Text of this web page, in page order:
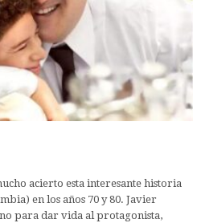
acierto esta interesante historia
en los años 70 y 80. Javier
para dar vida al protagonista,